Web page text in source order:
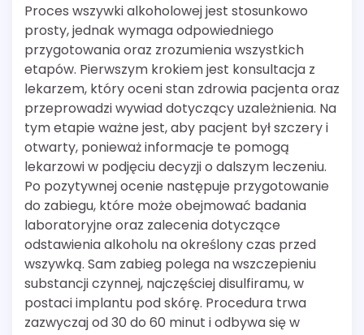
Proces wszywki alkoholowej jest stosunkowo
prosty, jednak wymaga odpowiedniego
przygotowania oraz zrozumienia wszystkich
etapów. Pierwszym krokiem jest konsultacja z
lekarzem, który oceni stan zdrowia pacjenta oraz
przeprowadzi wywiad dotyczący uzależnienia. Na
tym etapie ważne jest, aby pacjent był szczery i
otwarty, ponieważ informacje te pomogą
lekarzowi w podjęciu decyzji o dalszym leczeniu.
Po pozytywnej ocenie następuje przygotowanie
do zabiegu, które może obejmować badania
laboratoryjne oraz zalecenia dotyczące
odstawienia alkoholu na określony czas przed
wszywką. Sam zabieg polega na wszczepieniu
substancji czynnej, najczęściej disulfiramu, w
postaci implantu pod skórę. Procedura trwa
zazwyczaj od 30 do 60 minut i odbywa się w